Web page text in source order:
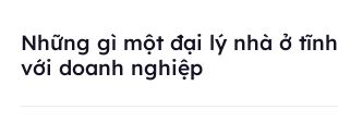
Những gì một đại lý nhà ở
với doanh nghiệp